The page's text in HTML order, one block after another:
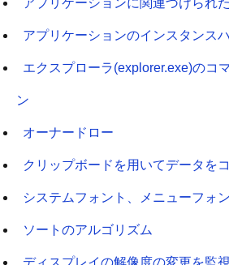
アプリケーションに関連づけられ
アプリケーションのインスタンス
エクスプローラ(explorer.exe)のコ
ン
オーナードロー
クリップボードを用いてデータを
システムフォント、メニューフォ
ソートのアルゴリズム